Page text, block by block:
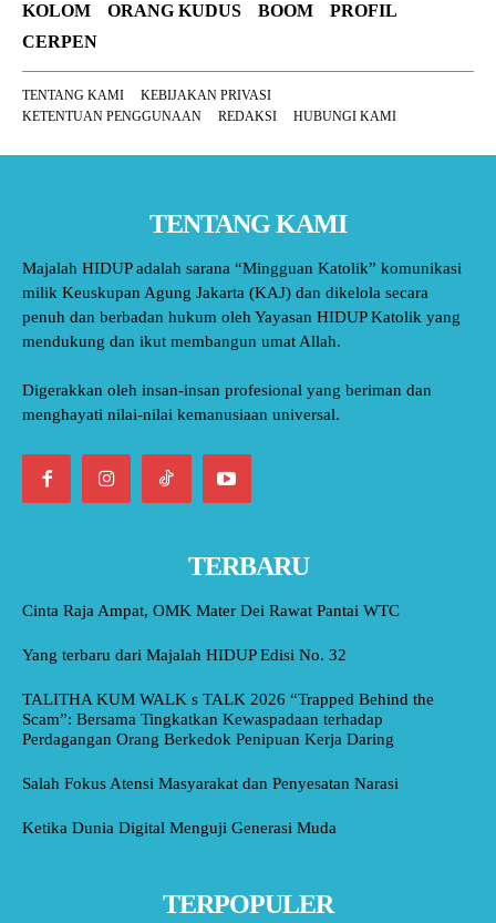
KOLOM
ORANG KUDUS BOOM
PROFIL
CERPEN
TENTANG KAMI
KEBIJAKAN PRIVASI
KETENTUAN PENGGUNAAN
REDAKSI HUBUNGI KAMI
TENTANG KAMI
Majalah HIDUP adalah sarana “Mingguan Katolik” komunikasi
milik Keuskupan Agung Jakarta (KAJ) dan dikelola secara
penuh dan berbadan hukum oleh Yayasan HIDUP Katolik yang
mendukung dan ikut membangun umat Allah.
Digerakkan oleh insan-insan profesional yang beriman dan
menghayati nilai-nilai kemanusiaan universal.
TERBARU
Cinta Raja Ampat, OMK Mater Dei Rawat Pantai WTC
Yang terbaru dari Majalah HIDUP Edisi No. 32
TALITHA KUM WALK s TALK 2026 “Trapped Behind the
Scam”: Bersama Tingkatkan Kewaspadaan terhadap
Perdagangan Orang Berkedok Penipuan Kerja Daring
Salah Fokus Atensi Masyarakat dan Penyesatan Narasi
Ketika Dunia Digital Menguji Generasi Muda
TERPOPULER